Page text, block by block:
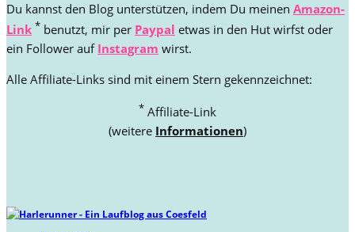
Du kannst den Blog unterstützen, indem Du meinen Amazon-
Link * benutzt, mir per Paypal etwas in den Hut wirfst oder
ein Follower auf Instagram wirst.
Alle Affiliate-Links sind mit einem Stern gekennzeichnet:
* Affiliate-Link
(weitere Informationen)